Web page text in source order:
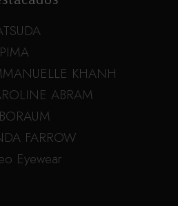
KHANH
ABRAM
FARROW
Eyewear